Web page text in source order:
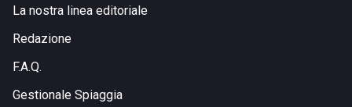
La nostra linea editoriale
Redazione
F.A.Q.
Gestionale Spiaggia